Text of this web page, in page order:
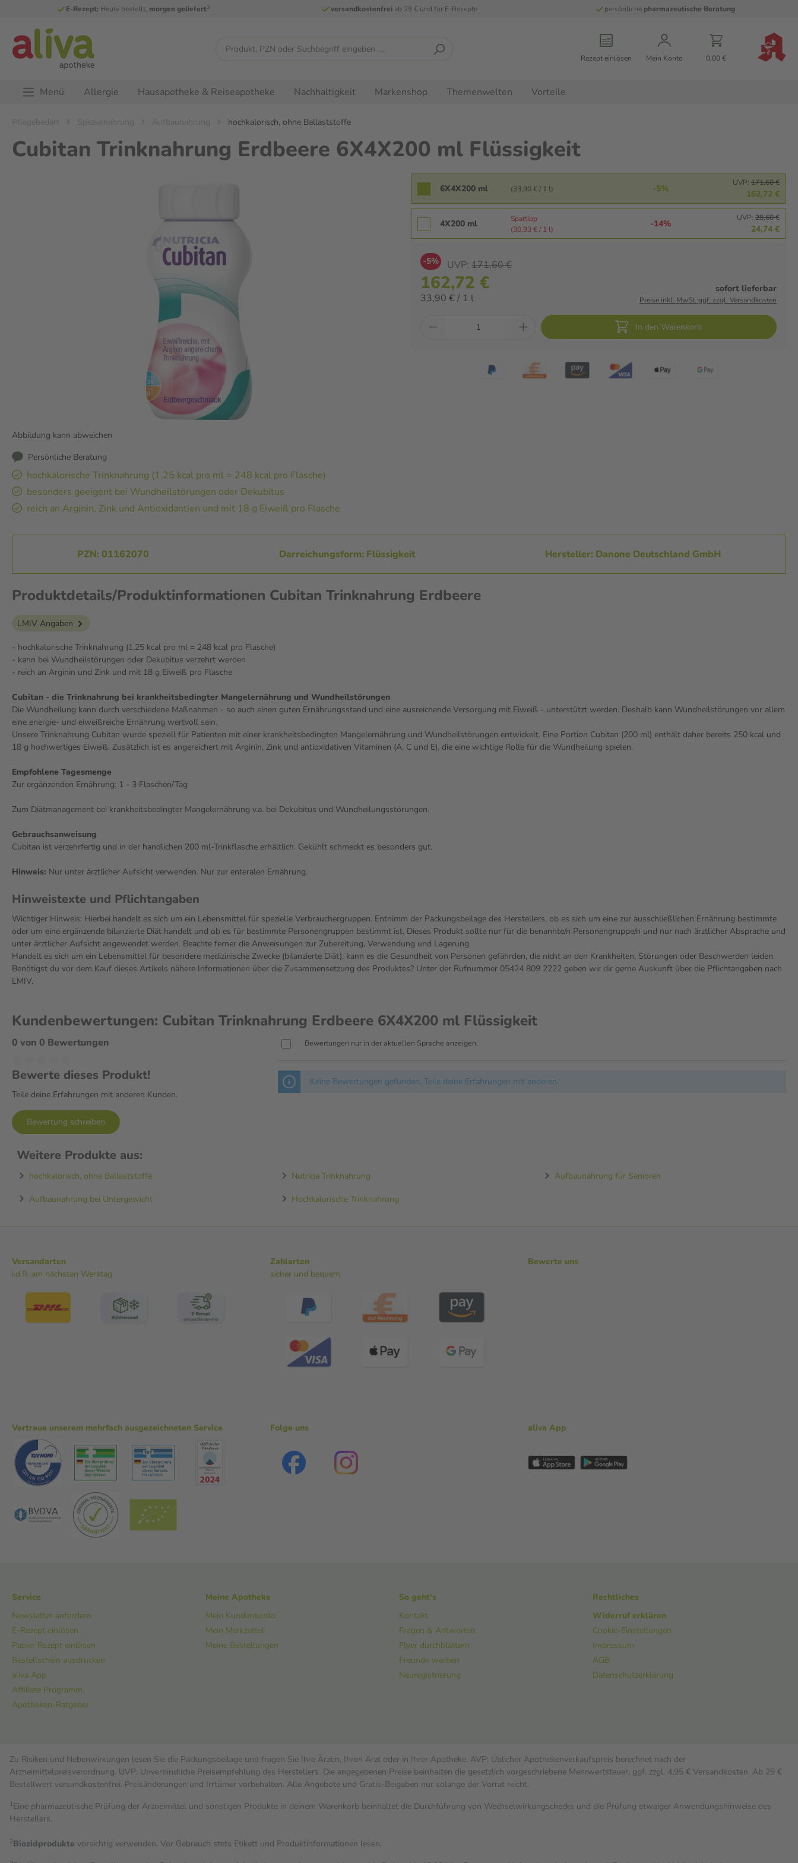
E-Rezept: Heute bestellt, morgen geliefert3 versandkostenfreiab 29 € und für E-Rezepte persönliche pharmazeutische Beratung
Rezept einlösen Mein Konto 0,00 €
Menü Allergie Hausapotheke & Reiseapotheke Nachhaltigkeit Markenshop Themenwelten Vorteile
Pflegebedarf Spezialnahrung Aufbaunahrung hochkalorisch, ohne Ballaststoffe
Cubitan Trinknahrung Erdbeere 6X4X200 ml Flüssigkeit
Abbildung kann abweichen
Persönliche Beratung
hochkalorische Trinknahrung (1,25 kcal pro ml = 248 kcal pro Flasche)
besonders geeigent bei Wundheilstörungen oder Dekubitus
reich an Arginin, Zink und Antioxidantien und mit 18 g Eiweiß pro Flasche
6X4X200 ml (33,90 € / 1 l) -5%
UVP: 171,60 €
162,72 €
4X200 ml
Spartipp
(30,93 € / 1 l)
-14%
UVP: 28,60 €
24,74 €
-5% UVP: 171,60 €
162,72 €
33,90 € / 1 l
sofort lieferbar
Preise inkl. MwSt. ggf. zzgl. Versandkosten
In den Warenkorb
PZN: 01162070 Darreichungsform: Flüssigkeit Hersteller: Danone Deutschland GmbH
Produktdetails/Produktinformationen Cubitan Trinknahrung Erdbeere
LMIV Angaben
- hochkalorische Trinknahrung (1,25 kcal pro ml = 248 kcal pro Flasche)
- kann bei Wundheilstörungen oder Dekubitus verzehrt werden
- reich an Arginin und Zink und mit 18 g Eiweiß pro Flasche
Cubitan - die Trinknahrung bei krankheitsbedingter Mangelernährung und Wundheilstörungen
Die Wundheilung kann durch verschiedene Maßnahmen - so auch einen guten Ernährungsstand und eine ausreichende Versorgung mit Eiweiß - unterstützt werden. Deshalb kann Wundheilstörungen vor allem
eine energie- und eiweißreiche Ernährung wertvoll sein.
Unsere Trinknahrung Cubitan wurde speziell für Patienten mit einer krankheitsbedingten Mangelernährung und Wundheilstörungen entwickelt. Eine Portion Cubitan (200 ml) enthält daher bereits 250 kcal und
18 g hochwertiges Eiweiß. Zusätzlich ist es angereichert mit Arginin, Zink und antioxidativen Vitaminen (A, C und E), die eine wichtige Rolle für die Wundheilung spielen.
Empfohlene Tagesmenge
Zur ergänzenden Ernährung: 1 - 3 Flaschen/Tag
Zum Diätmanagement bei krankheitsbedingter Mangelernährung v.a. bei Dekubitus und Wundheilungsstörungen.
Gebrauchsanweisung
Cubitan ist verzehrfertig und in der handlichen 200 ml-Trinkflasche erhältlich. Gekühlt schmeckt es besonders gut.
Hinweis: Nur unter ärztlicher Aufsicht verwenden. Nur zur enteralen Ernährung.
Hinweistexte und Pflichtangaben
Wichtiger Hinweis: Hierbei handelt es sich um ein Lebensmittel für spezielle Verbrauchergruppen. Entnimm der Packungsbeilage des Herstellers, ob es sich um eine zur ausschließlichen Ernährung bestimmte
oder um eine ergänzende bilanzierte Diät handelt und ob es für bestimmte Personengruppen bestimmt ist. Dieses Produkt sollte nur für die benannte/n Personengruppe/n und nur nach ärztlicher Absprache und
unter ärztlicher Aufsicht angewendet werden. Beachte ferner die Anweisungen zur Zubereitung, Verwendung und Lagerung.
Handelt es sich um ein Lebensmittel für besondere medizinische Zwecke (bilanzierte Diät), kann es die Gesundheit von Personen gefährden, die nicht an den Krankheiten, Störungen oder Beschwerden leiden.
Benötigst du vor dem Kauf dieses Artikels nähere Informationen über die Zusammensetzung des Produktes? Unter der Rufnummer 05424 809 2222 geben wir dir gerne Auskunft über die Pflichtangaben nach
LMIV.
Kundenbewertungen: Cubitan Trinknahrung Erdbeere 6X4X200 ml Flüssigkeit
0 von 0 Bewertungen
Bewerte dieses Produkt!
Teile deine Erfahrungen mit anderen Kunden.
Bewertung schreiben
Bewertungen nur in der aktuellen Sprache anzeigen.
Keine Bewertungen gefunden. Teile deine Erfahrungen mit anderen.
Weitere Produkte aus:
hochkalorisch, ohne Ballaststoffe Nutricia Trinknahrung Aufbaunahrung für Senioren
Aufbaunahrung bei Untergewicht Hochkalorische Trinknahrung
Versandarten
i.d.R. am nächsten Werktag
Zahlarten
sicher und bequem
Bewerte uns
Vertraue unserem mehrfach ausgezeichneten Service Folge uns aliva App
Service
Newsletter anfordern
E-Rezept einlösen
Papier Rezept einlösen
Bestellschein ausdrucken
aliva App
Affiliate Programm
Apotheken-Ratgeber
Meine Apotheke
Mein Kundenkonto
Mein Merkzettel
Meine Bestellungen
So geht's
Kontakt
Fragen & Antworten
Flyer durchblättern
Freunde werben
Neuregistrierung
Rechtliches
Widerruf erklären
Cookie-Einstellungen
Impressum
AGB
Datenschutzerklärung
Zu Risiken und Nebenwirkungen lesen Sie die Packungsbeilage und fragen Sie Ihre Ärztin, Ihren Arzt oder in Ihrer Apotheke. AVP: Üblicher Apothekenverkaufspreis berechnet nach der
Arzneimittelpreisverordnung. UVP: Unverbindliche Preisempfehlung des Herstellers. Die angegebenen Preise beinhalten die gesetzlich vorgeschriebene Mehrwertsteuer, ggf. zzgl. 4,95 € Versandkosten. Ab 29 €
Bestell­wert versand­kosten­frei. Preisänderungen und Irrtümer vorbehalten. Alle Angebote und Gratis-Beigaben nur solange der Vorrat reicht.
1Eine pharmazeutische Prüfung der Arzneimittel und sonstigen Produkte in deinem Warenkorb beinhaltet die Durchführung von Wechselwirkungschecks und die Prüfung etwaiger Anwendungshinweise des
Herstellers.
2Biozidprodukte vorsichtig verwenden. Vor Gebrauch stets Etikett und Produktinformationen lesen.